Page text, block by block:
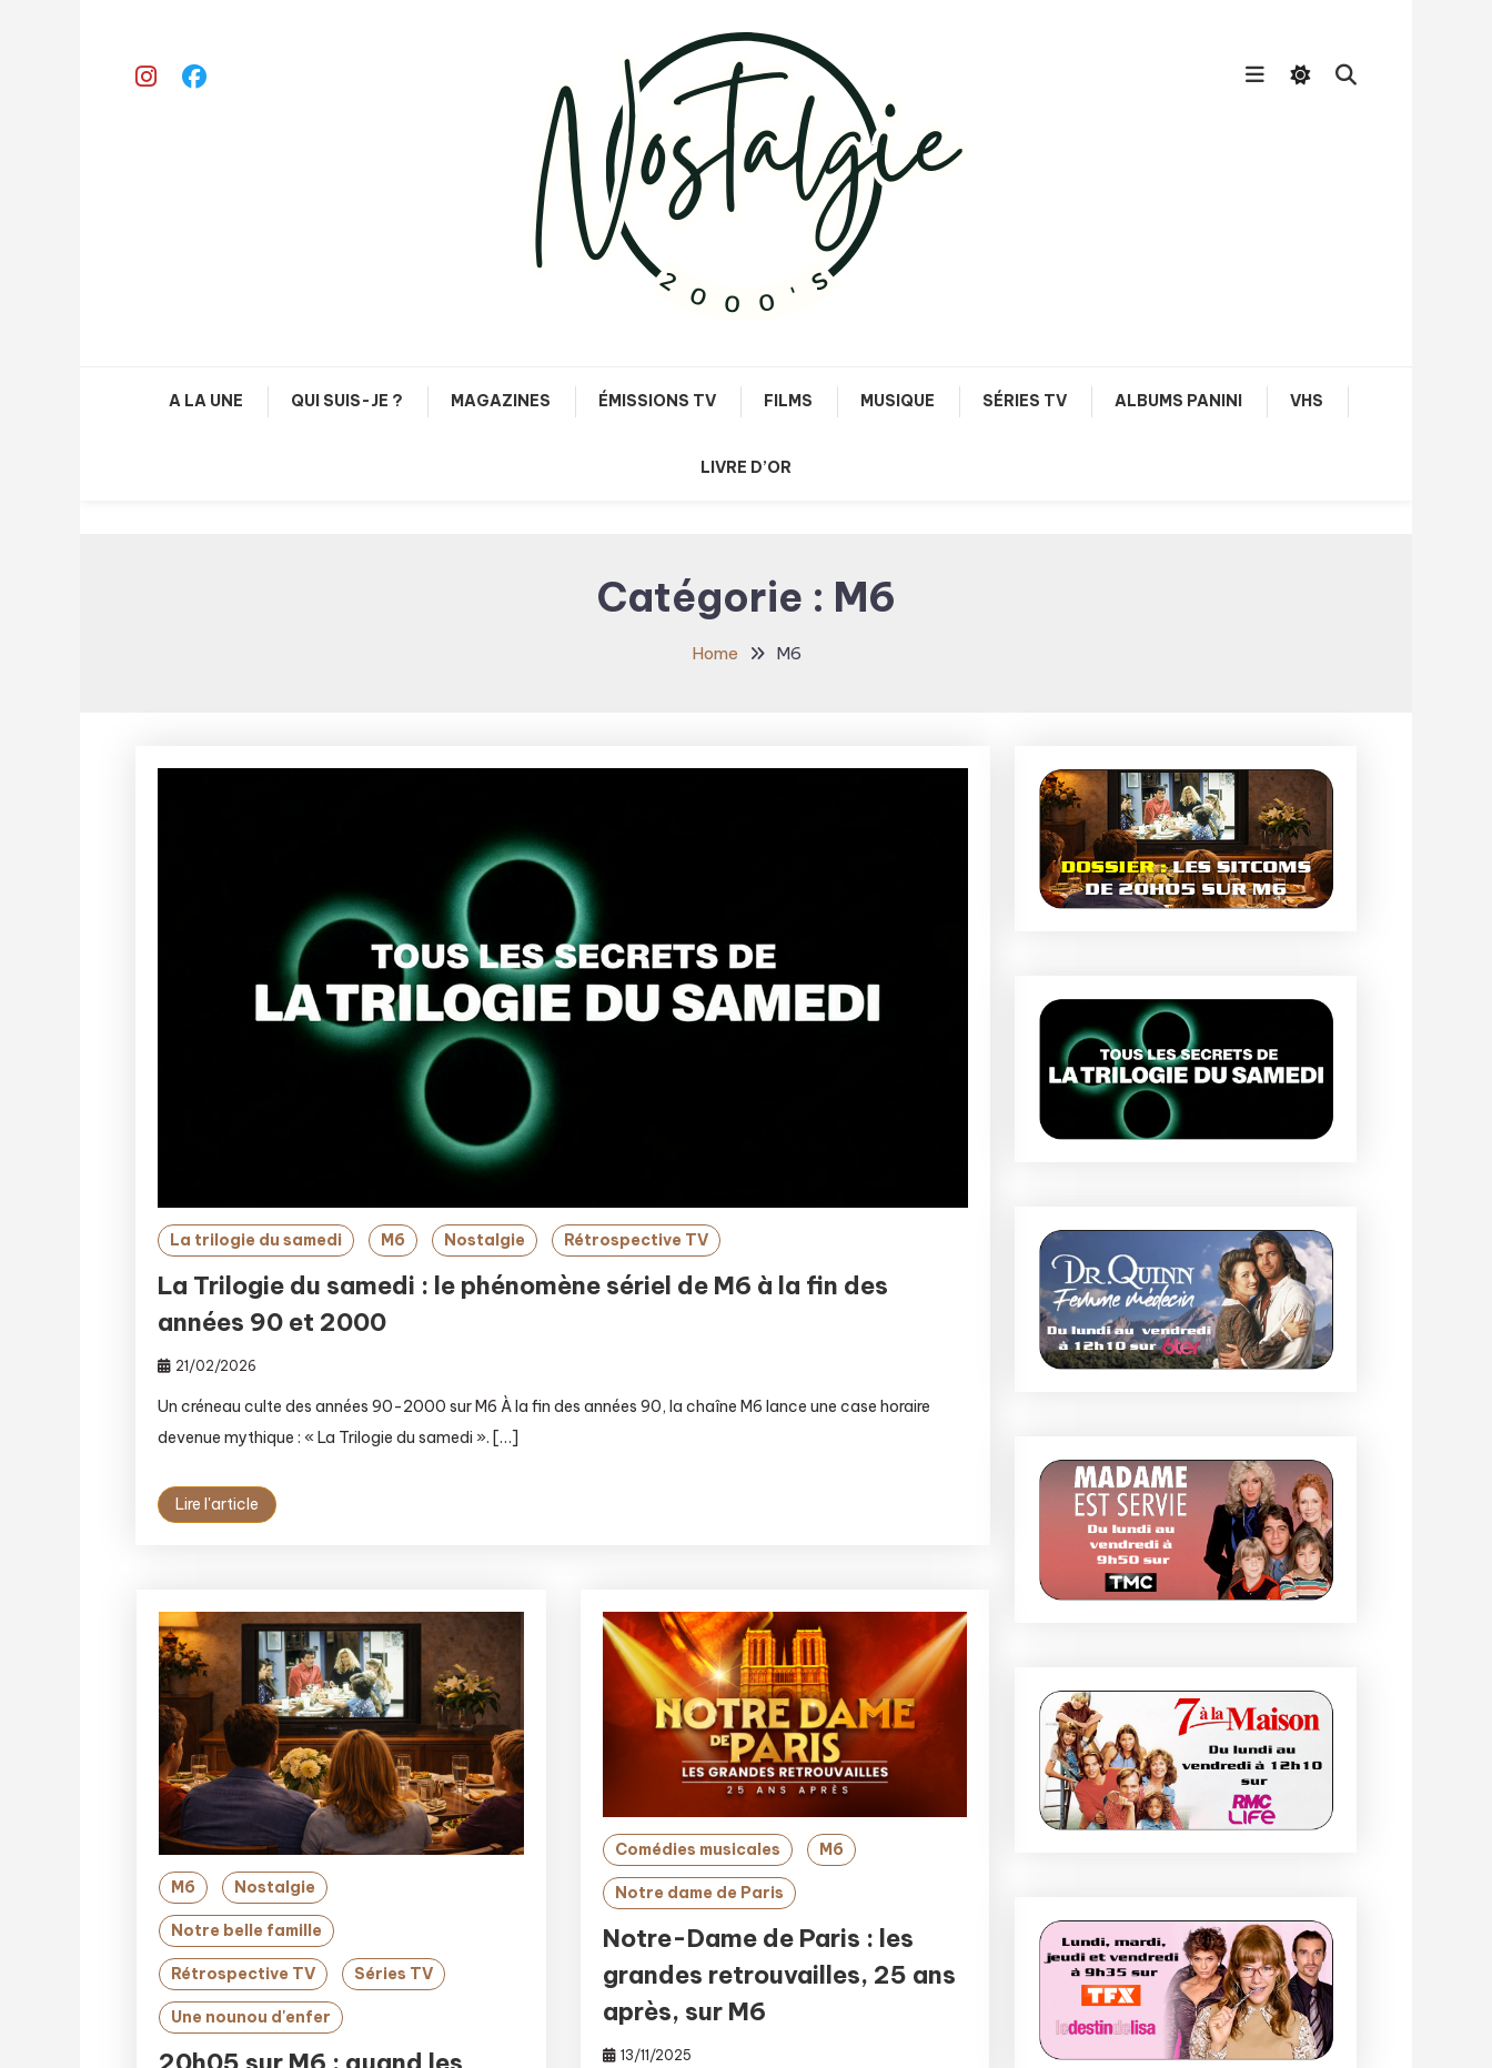
Content
Nostalgie 2000's
A LA UNE QUI SUIS-JE ? MAGAZINES ÉMISSIONS TV FILMS MUSIQUE SÉRIES TV ALBUMS PANINI VHS
LIVRE D’OR
Catégorie : M6
Home M6
La trilogie du samedi M6 Nostalgie Rétrospective TV
La Trilogie du samedi : le phénomène sériel de M6 à la fin des
années 90 et 2000
21/02/2026
Un créneau culte des années 90-2000 sur M6 À la fin des années 90, la chaîne M6 lance une case horaire
devenue mythique : « La Trilogie du samedi ». […]
Lire l'article
M6 Nostalgie
Notre belle famille
Rétrospective TV Séries TV
Une nounou d'enfer
Comédies musicales M6
Notre dame de Paris
Notre-Dame de Paris : les
grandes retrouvailles, 25 ans
après, sur M6
13/11/2025